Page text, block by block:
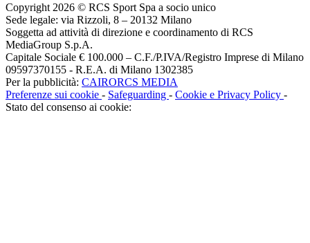
Copyright 2026 © RCS Sport Spa a socio unico
Sede legale: via Rizzoli, 8 – 20132 Milano
Soggetta ad attività di direzione e coordinamento di RCS
MediaGroup S.p.A.
Capitale Sociale € 100.000 – C.F./P.IVA/Registro Imprese di Milano
09597370155 - R.E.A. di Milano 1302385
Per la pubblicità: CAIRORCS MEDIA
Preferenze sui cookie - Safeguarding - Cookie e Privacy Policy -
Stato del consenso ai cookie: